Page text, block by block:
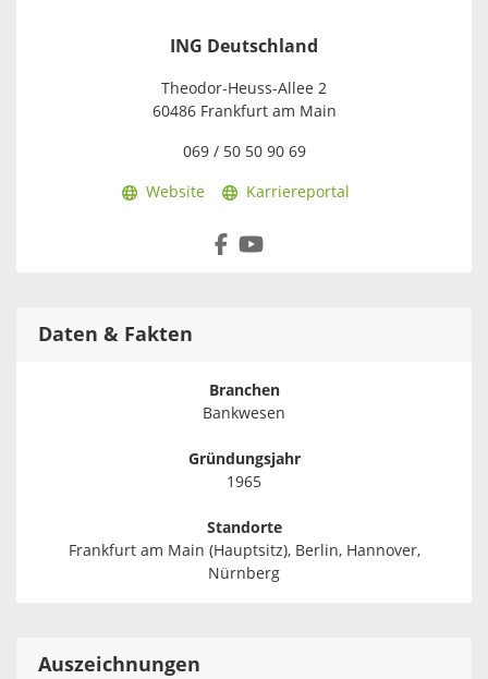
ING Deutschland
Theodor-Heuss-Allee 2
60486 Frankfurt am Main
069 / 50 50 90 69
Website Karriereportal
Daten & Fakten
Branchen
Bankwesen
Gründungsjahr
1965
Standorte
Frankfurt am Main (Hauptsitz), Berlin, Hannover,
Nürnberg
Auszeichnungen